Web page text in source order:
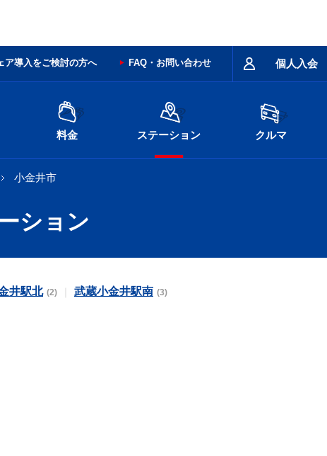
個人入会
ア導入をご検討の方へ FAQ・お問い合わせ
料金 ステーション クルマ
小金井市
ション
井駅北 (2) 武蔵小金井駅南 (3)